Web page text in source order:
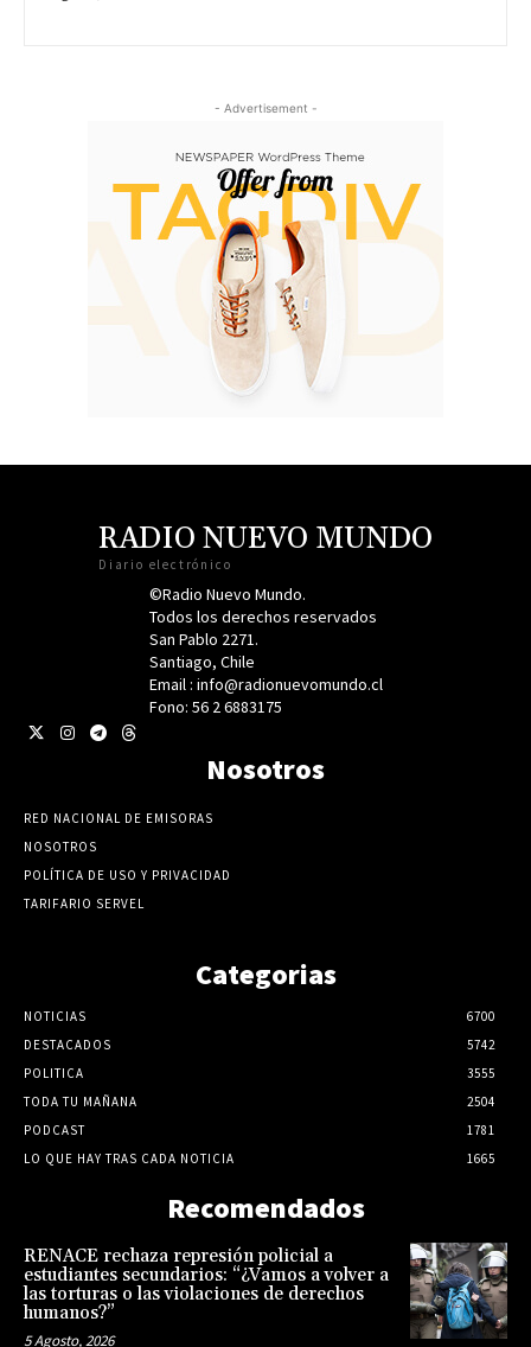
- Advertisement -
RADIO NUEVO MUNDO
Diario electrónico
©Radio Nuevo Mundo.
Todos los derechos reservados
San Pablo 2271.
Santiago, Chile
Email : info@radionuevomundo.cl
Fono: 56 2 6883175
Nosotros
RED NACIONAL DE EMISORAS
NOSOTROS
POLÍTICA DE USO Y PRIVACIDAD
TARIFARIO SERVEL
Categorias
NOTICIAS
6700
DESTACADOS
5742
POLITICA
3555
TODA TU MAÑANA
2504
PODCAST
1781
LO QUE HAY TRAS CADA NOTICIA
1665
Recomendados
RENACE rechaza represión policial a
estudiantes secundarios: “¿Vamos a volver a
las torturas o las violaciones de derechos
humanos?”
5 Agosto, 2026